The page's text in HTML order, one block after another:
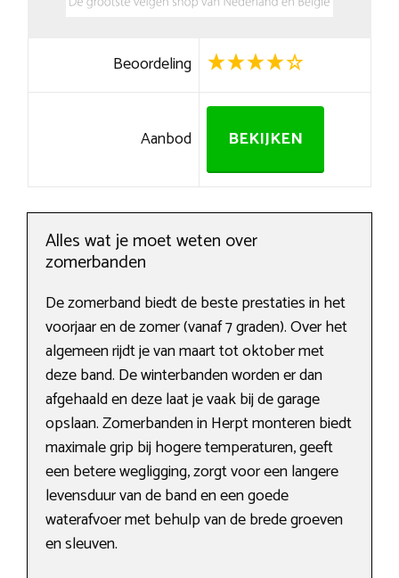
Beoordeling
Aanbod BEKIJKEN
Alles wat je moet weten over
zomerbanden
De zomerband biedt de beste prestaties in het
voorjaar en de zomer (vanaf 7 graden). Over het
algemeen rijdt je van maart tot oktober met
deze band. De winterbanden worden er dan
afgehaald en deze laat je vaak bij de garage
opslaan. Zomerbanden in Herpt monteren biedt
maximale grip bij hogere temperaturen, geeft
een betere wegligging, zorgt voor een langere
levensduur van de band en een goede
waterafvoer met behulp van de brede groeven
en sleuven.